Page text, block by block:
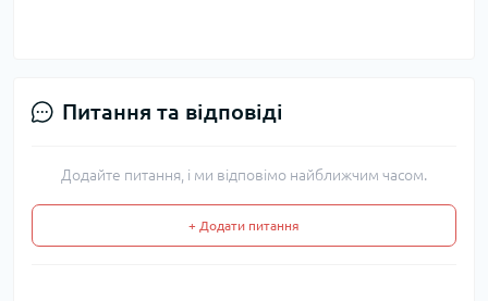
Питання та відповіді
Додайте питання, і ми відповімо найближчим часом.
+ Додати питання